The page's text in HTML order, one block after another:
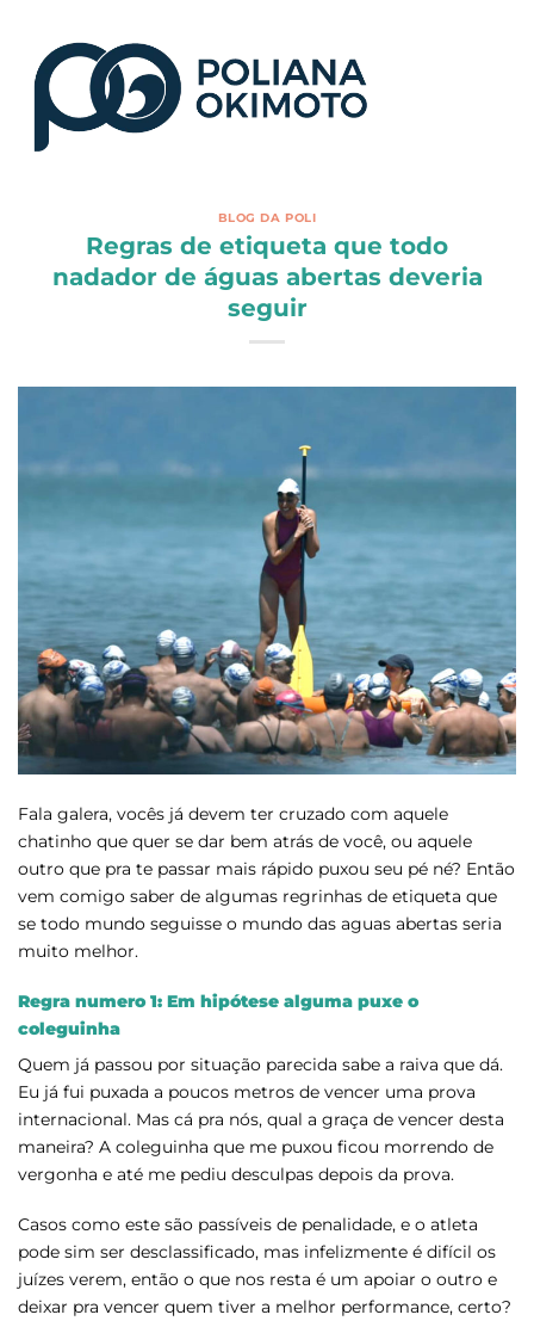
BLOG DA POLI
Regras de etiqueta que todo
nadador de águas abertas deveria
seguir
Fala galera, vocês já devem ter cruzado com aquele
chatinho que quer se dar bem atrás de você, ou aquele
outro que pra te passar mais rápido puxou seu pé né? Então
vem comigo saber de algumas regrinhas de etiqueta que
se todo mundo seguisse o mundo das aguas abertas seria
muito melhor.
Regra numero 1: Em hipótese alguma puxe o
coleguinha
Quem já passou por situação parecida sabe a raiva que dá.
Eu já fui puxada a poucos metros de vencer uma prova
internacional. Mas cá pra nós, qual a graça de vencer desta
maneira? A coleguinha que me puxou ficou morrendo de
vergonha e até me pediu desculpas depois da prova.
Casos como este são passíveis de penalidade, e o atleta
pode sim ser desclassificado, mas infelizmente é difícil os
juízes verem, então o que nos resta é um apoiar o outro e
deixar pra vencer quem tiver a melhor performance, certo?